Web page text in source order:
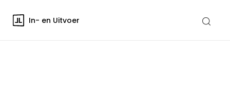
In- en Uitvoer